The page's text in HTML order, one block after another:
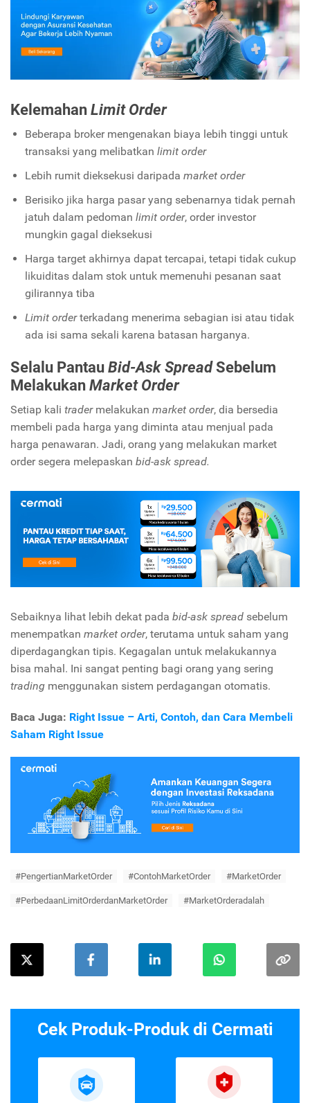
KelemahanLimit Order
Beberapa broker mengenakan biaya lebih tinggi untuk
transaksi yang melibatkan limit order
Lebih rumit dieksekusi daripada market order
Berisiko jika harga pasar yang sebenarnya tidak pernah
jatuh dalam pedoman limit order, order investor
mungkin gagal dieksekusi
Harga target akhirnya dapat tercapai, tetapi tidak cukup
likuiditas dalam stok untuk memenuhi pesanan saat
gilirannya tiba
Limit orderterkadang menerima sebagian isi atau tidak
ada isi sama sekali karena batasan harganya.
Selalu PantauBid-Ask SpreadSebelum
MelakukanMarket Order
Setiap kali trader melakukan market order, dia bersedia
membeli pada harga yang diminta atau menjual pada
harga penawaran. Jadi, orang yang melakukan market
order segera melepaskan bid-ask spread.
Sebaiknya lihat lebih dekat pada bid-ask spread sebelum
menempatkan market order, terutama untuk saham yang
diperdagangkan tipis. Kegagalan untuk melakukannya
bisa mahal. Ini sangat penting bagi orang yang sering
trading menggunakan sistem perdagangan otomatis.
Baca Juga: Right Issue – Arti, Contoh, dan Cara Membeli
Saham Right Issue
#PengertianMarketOrder #ContohMarketOrder #MarketOrder
#PerbedaanLimitOrderdanMarketOrder #MarketOrderadalah
Cek Produk-Produk di Cermati